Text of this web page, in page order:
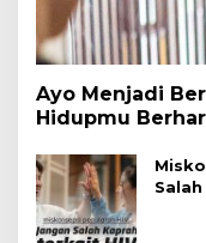
Ayo Menjadi
Hidupmu